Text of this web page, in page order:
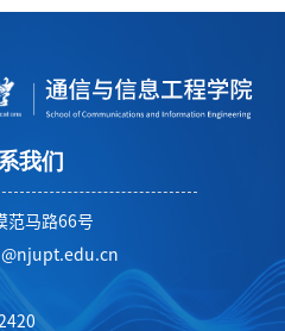
我们
范马路66号